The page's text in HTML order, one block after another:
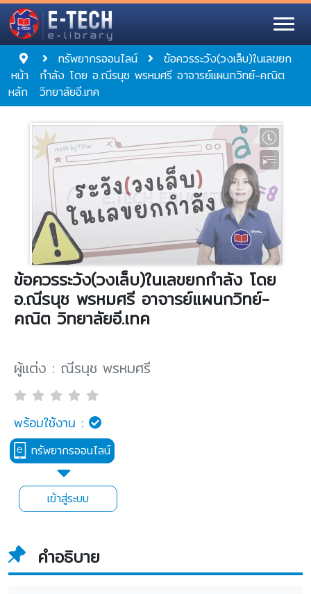
หน้า
หลัก
ทรัพยากรออนไลน์
ข้อควรระวัง(วงเล็บ)ในเลขยก
กำลัง โดย อ.ณีรนุช พรหมศรี อาจารย์แผนกวิทย์-คณิต
วิทยาลัยอี.เทค
ข้อควรระวัง(วงเล็บ)ในเลขยกกำลัง โดย
อ.ณีรนุช พรหมศรี อาจารย์แผนกวิทย์-
คณิต วิทยาลัยอี.เทค
ผู้แต่ง : ณีรนุช พรหมศรี
พร้อมใช้งาน :
ทรัพยากรออนไลน์
เข้าสู่ระบบ
คำอธิบาย